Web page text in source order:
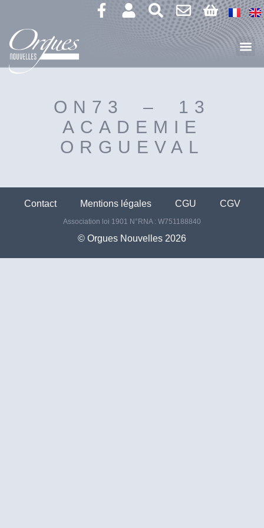
ON73 – 13
ACADEMIE
ORGUEVAL
©️ Orgues Nouvelles 2026
Association loi 1901 N°RNA : W751188840
Contact Mentions légales CGU CGV